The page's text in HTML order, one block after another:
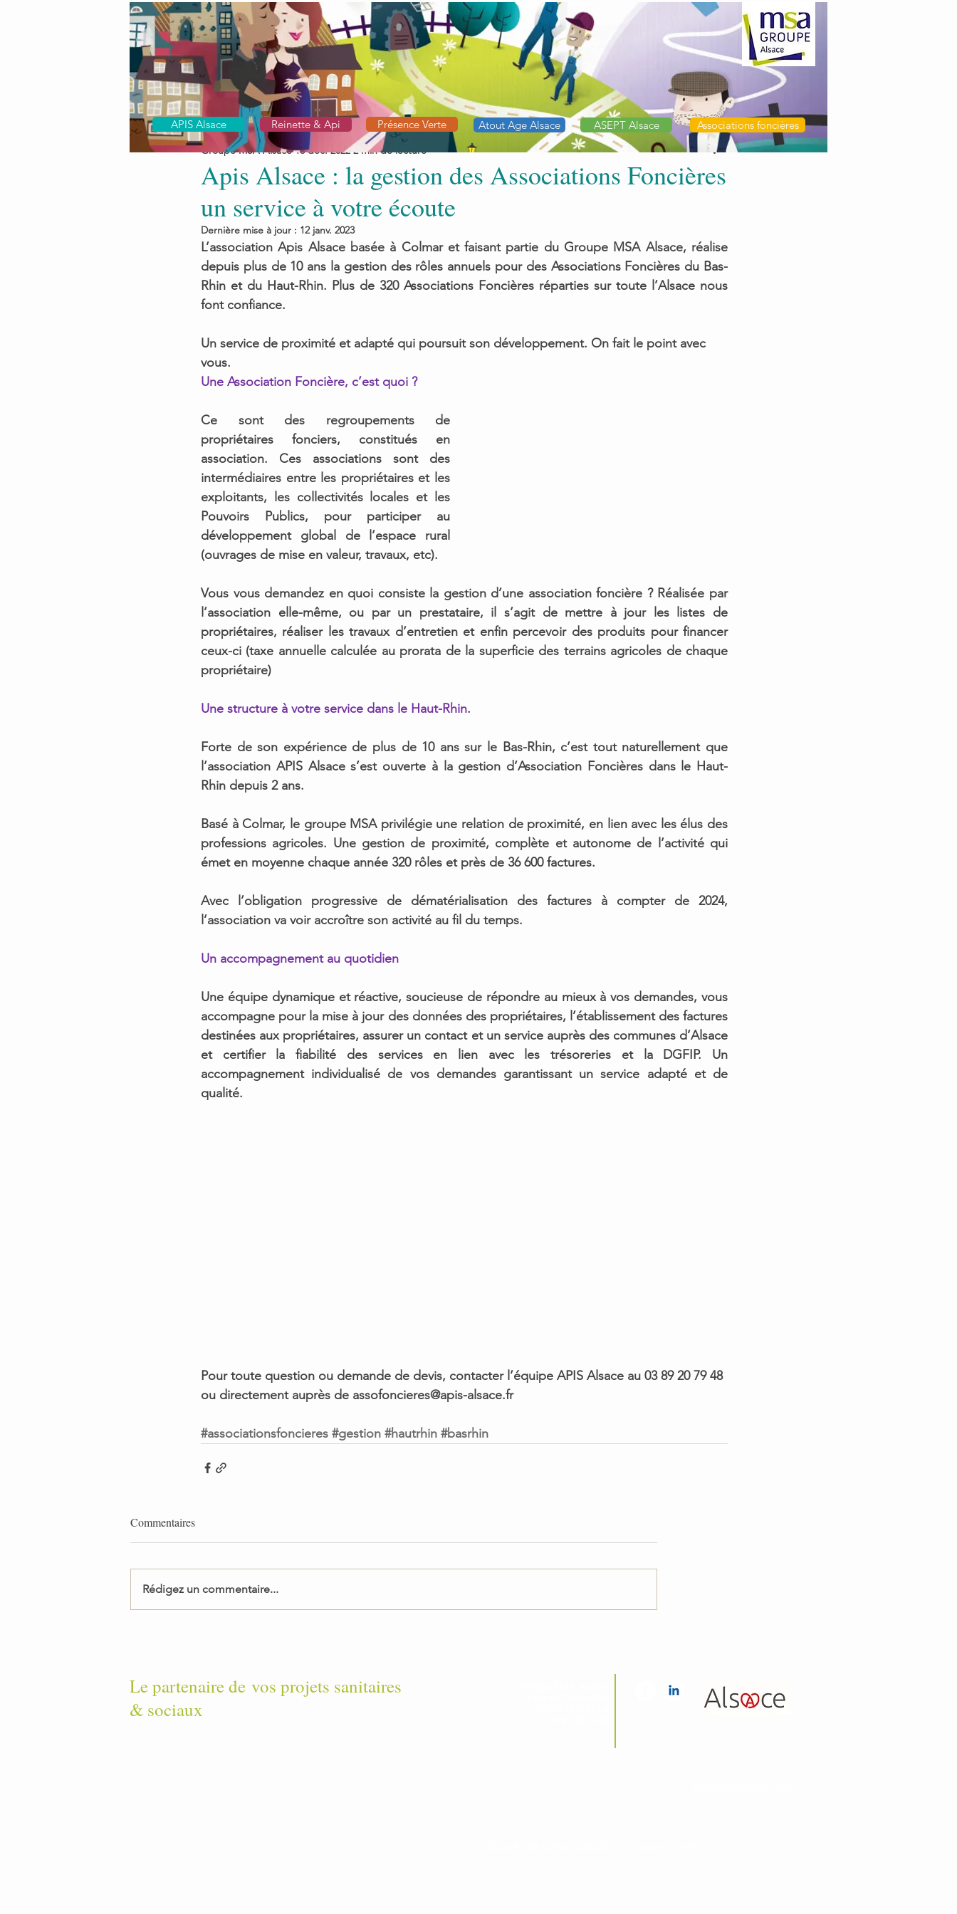
Reinette & Api
APIS Alsace Associations foncières
Atout Age Alsace
Présence Verte ASEPT Alsace
Apis Alsace : la gestion des Associations Foncières
un service à votre écoute
Groupe MSA Alsace 16 déc. 2022 2 min de lecture
Dernière mise à jour : 12 janv. 2023
L’association Apis Alsace basée à Colmar et faisant partie du Groupe MSA Alsace, réalise
depuis plus de 10 ans la gestion des rôles annuels pour des Associations Foncières du Bas-
Rhin et du Haut-Rhin. Plus de 320 Associations Foncières réparties sur toute l’Alsace nous
font confiance.
Un service de proximité et adapté qui poursuit son développement. On fait le point avec
vous.
Une Association Foncière, c’est quoi ?
Ce sont des regroupements de
propriétaires fonciers, constitués en
intermédiaires entre les propriétaires et les
exploitants, les collectivités locales et les
Pouvoirs Publics, pour participer au
développement global de l’espace rural
(ouvrages de mise en valeur, travaux, etc).
Vous vous demandez en quoi consiste la gestion d’une association foncière ? Réalisée par
l’association elle-même, ou par un prestataire, il s’agit de mettre à jour les listes de
propriétaires, réaliser les travaux d’entretien et enfin percevoir des produits pour financer
ceux-ci (taxe annuelle calculée au prorata de la superficie des terrains agricoles de chaque
propriétaire)
Une structure à votre service dans le Haut-Rhin.
Forte de son expérience de plus de 10 ans sur le Bas-Rhin, c’est tout naturellement que
l’association APIS Alsace s’est ouverte à la gestion d’Association Foncières dans le Haut-
Rhin depuis 2 ans.
Basé à Colmar, le groupe MSA privilégie une relation de proximité, en lien avec les élus des
professions agricoles. Une gestion de proximité, complète et autonome de l’activité qui
émet en moyenne chaque année 320 rôles et près de 36 600 factures.
Avec l’obligation progressive de dématérialisation des factures à compter de 2024,
l’association va voir accroître son activité au fil du temps.
Un accompagnement au quotidien
Une équipe dynamique et réactive, soucieuse de répondre au mieux à vos demandes, vous
accompagne pour la mise à jour des données des propriétaires, l’établissement des factures
destinées aux propriétaires, assurer un contact et un service auprès des communes d’Alsace
et certifier la fiabilité des services en lien avec les trésoreries et la DGFIP. Un
accompagnement individualisé de vos demandes garantissant un service adapté et de
qualité.
Pour toute question ou demande de devis, contacter l’équipe APIS Alsace au 03 89 20 79 48
ou directement auprès de assofoncieres@apis-alsace.fr
#associationsfoncieres #gestion #hautrhin #basrhin
Commentaires
Rédigez un commentaire...
Le partenaire de vos projets sanitaires
& sociaux